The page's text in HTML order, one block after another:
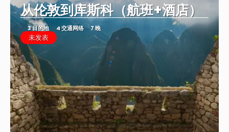
从伦敦到库斯科（航班+酒店）
3 目的地 4 交通网络 7 晚
未发表